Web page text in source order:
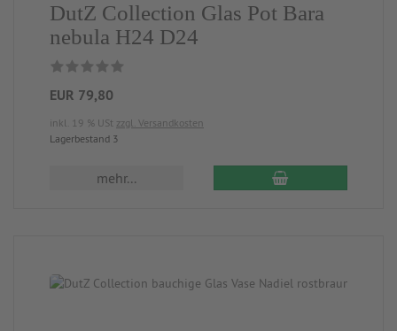
DutZ Collection Glas Pot Bara
nebula H24 D24
EUR 79,80
inkl. 19 % USt zzgl. Versandkosten
Lagerbestand 3
mehr...